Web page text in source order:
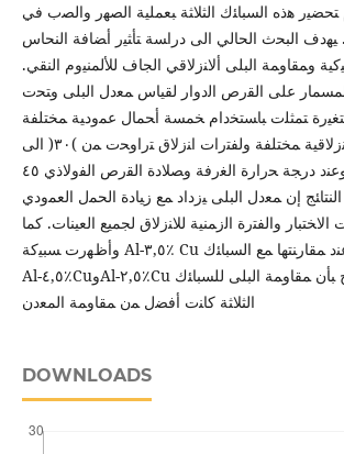
ﺘﺤﻀﯿر ﻫذﻩ اﻟﺴﺒﺎﺌك اﻟﺜﻼﺜﺔ ﺒﻌﻤﻠﯿﺔ اﻟﺼﻬر واﻟﺼب ﻓﻲ
اﻟﺒﺤث اﻟﺤﺎﻟﻲ اﻟﻰ دراﺴﺔ ﺘﺄﺜﯿر أﻀﺎﻓﺔ اﻟﻨﺤﺎس
وﻤﻘﺎوﻤﺔ اﻟﺒﻠﻰ أﻻﻨزﻻﻗﻲ اﻟﺠﺎف ﻟﻸﻟﻤﻨﯿوم اﻟﻨﻘﻲ.
ﻋﻠﻰ اﻟﻘرص اﻟدوار ﻟﻘﯿﺎس ﻤﻌدل اﻟﺒﻠﻰ وﺘﺤت
ﺘﻤﺜﻠت ﺒﺎﺴﺘﺨدام ﺨﻤﺴﺔ أﺤﻤﺎل ﻋﻤودﯿﺔ ﻤﺨﺘﻠﻔﺔ
وﺨﻤﺴﺔ ﺴرع اﻨزﻻﻗﯿﺔ ﻤﺨﺘﻠﻔﺔ وﻟﻔﺘرات اﻨزﻻق ﺘراوﺤت ﻤن )٣٠( اﻟﻰ
)٢١٠( دﻗﯿﻘﺔ وﻋﻨد درﺠﺔ ﺤرارة اﻟﻐرﻓﺔ وﺼﻼدة اﻟﻘرص اﻟﻔوﻻذي ٤٥HRC.
إن ﻤﻌدل اﻟﺒﻠﻰ ﯿزداد ﻤﻊ زﯿﺎدة اﻟﺤﻤل اﻟﻌﻤودي
واﻟﻔﺘرة اﻟزﻤﻨﯿﺔ ﻟﻼﻨزﻻق ﻟﺠﻤﯿﻊ اﻟﻌﯿﻨﺎت. ﻛﻤﺎ
وأظﻬرت ﺴﺒﯿﻛﺔ Al-٣,٥٪ Cu أﻓﻀل ﻤﻘﺎوﻤﺔ ﺒﻠﻰ ﻋﻨد ﻤﻘﺎرﻨﺘﻬﺎ ﻤﻊ اﻟﺴﺒﺎﺌك
Al-٤,٥٪CuوAl-٢,٥٪Cu وﻛذﻟك ﺒﯿﻨت اﻟﻨﺘﺎﺌﺞ ﺒﺄن ﻤﻘﺎوﻤﺔ اﻟﺒﻠﻰ ﻟﻠﺴﺒﺎﺌك
اﻟﺜﻼﺜﺔ ﻛﺎﻨت أﻓﻀل ﻤن ﻤﻘﺎوﻤﺔ اﻟﻤﻌدن
DOWNLOADS